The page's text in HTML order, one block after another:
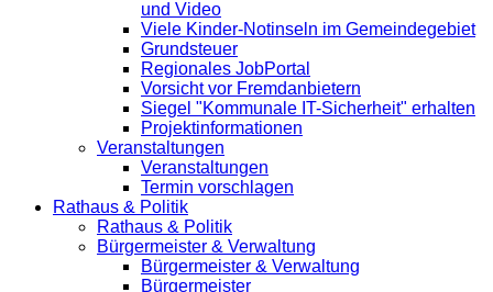
und Video
Viele Kinder-Notinseln im Gemeindegebiet
Grundsteuer
Regionales JobPortal
Vorsicht vor Fremdanbietern
Siegel "Kommunale IT-Sicherheit" erhalten
Projektinformationen
Veranstaltungen
Veranstaltungen
Termin vorschlagen
Rathaus & Politik
Rathaus & Politik
Bürgermeister & Verwaltung
Bürgermeister & Verwaltung
Bürgermeister